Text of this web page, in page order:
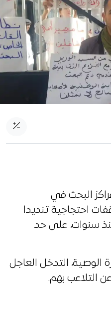
البحث في
احتجاجية تنديدا
سنوات، على حد
الوصية، التدخل العاجل
التلاعب بهم.